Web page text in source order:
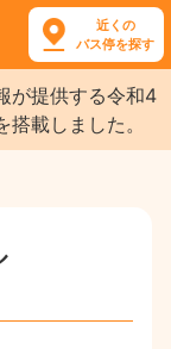
近くの
バス停を探す
が提供する令和4
載しました。